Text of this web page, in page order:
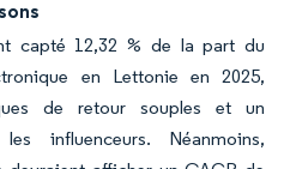
capté 12,32 % de la part du
en Lettonie en 2025,
de retour souples et un
influenceurs. Néanmoins,